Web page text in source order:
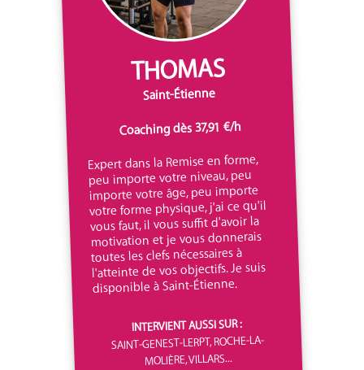
THOMAS
Saint-Étienne
Coaching dès 37,91 €/h
Expert dans la Remise en forme,
peu importe votre niveau, peu
importe votre âge, peu importe
votre forme physique, j'ai ce qu'il
vous faut, il vous suffit d'avoir la
motivation et je vous donnerais
toutes les clefs nécessaires à
l'atteinte de vos objectifs. Je suis
disponible à Saint-Étienne.
INTERVIENT AUSSI SUR :
SAINT-GENEST-LERPT, ROCHE-LA-
MOLIÈRE, VILLARS...